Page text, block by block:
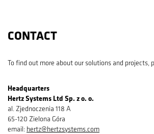
CONTACT
To find out more about our solutions and projects,
Headquarters
Hertz Systems Ltd Sp. z o. o.
al. Zjednoczenia 118 A
65-120 Zielona Góra
email: hertz@hertzsystems.com